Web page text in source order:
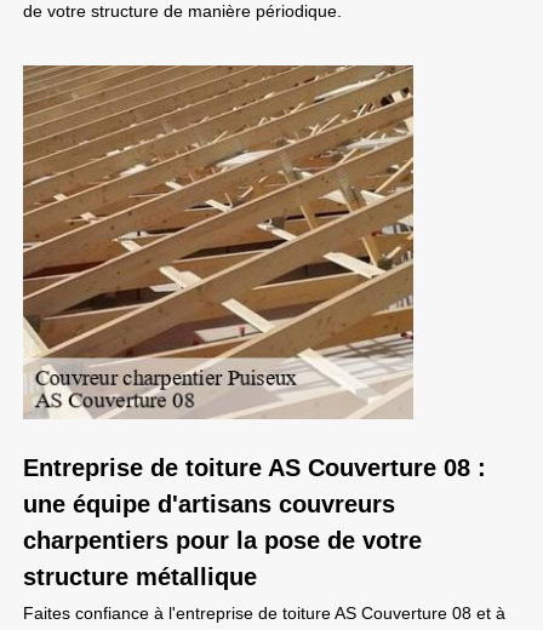
de votre structure de manière périodique.
Entreprise de toiture AS Couverture 08 :
une équipe d'artisans couvreurs
charpentiers pour la pose de votre
structure métallique
Faites confiance à l'entreprise de toiture AS Couverture 08 et à